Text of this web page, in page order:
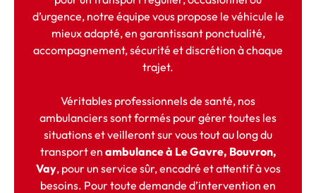
d’urgence, notre équipe vous propose le véhicule le
mieux adapté, en garantissant ponctualité,
accompagnement, sécurité et discrétion à chaque
trajet.
Véritables professionnels de santé, nos
ambulanciers sont formés pour gérer toutes les
situations et veilleront sur vous tout au long du
transport en ambulance à Le Gavre, Bouvron,
Vay, pour un service sûr, encadré et attentif à vos
besoins. Pour toute demande d’intervention en